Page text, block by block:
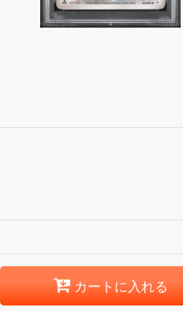
カートに入れる